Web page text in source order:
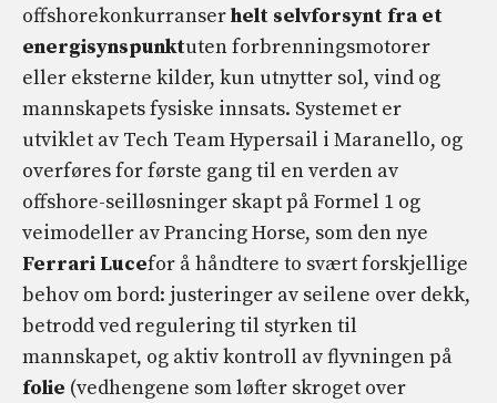
offshorekonkurranserhelt selvforsynt fra et
energisynspunktuten forbrenningsmotorer
eller eksterne kilder, kun utnytter sol, vind og
mannskapets fysiske innsats. Systemet er
utviklet av Tech Team Hypersail i Maranello, og
overføres for første gang til en verden av
offshore-seilløsninger skapt på Formel 1 og
veimodeller av Prancing Horse, som den nye
Ferrari Lucefor å håndtere to svært forskjellige
behov om bord: justeringer av seilene over dekk,
betrodd ved regulering til styrken til
mannskapet, og aktiv kontroll av flyvningen på
folie (vedhengene som løfter skroget over